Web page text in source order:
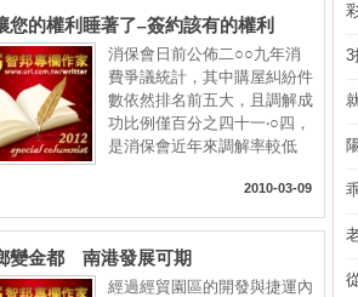
您的權利睡著了–簽約該有的權利
消保會日前公佈二○○九年消
費爭議統計，其中購屋糾紛件
數依然排名前五大，且調解成
功比例僅百分之四十一‧○四，
是消保會近年來調解率較低
2010-03-09
變金都 南港發展可期
經過經貿園區的開發與捷運內
3